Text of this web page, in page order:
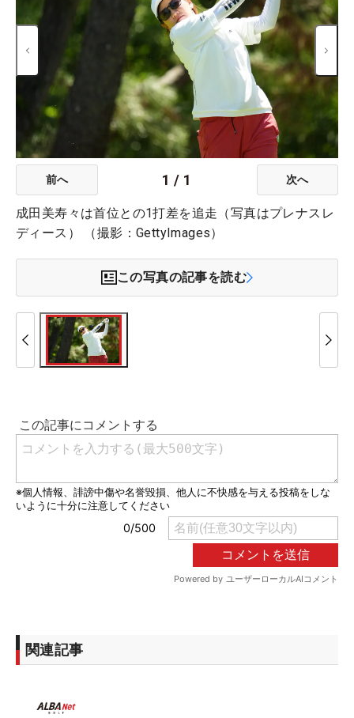
前へ 1 / 1 次へ
成田美寿々は首位との1打差を追走（写真はプレナスレ
ディース） （撮影：GettyImages）
この写真の記事を読む
関連記事